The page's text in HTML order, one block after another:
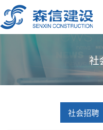
社
社会招聘